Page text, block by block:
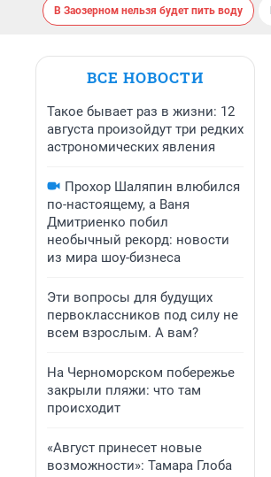
В Заозерном нельзя будет пить воду
ВСЕ НОВОСТИ
Такое бывает раз в жизни: 12
августа произойдут три редких
астрономических явления
Прохор Шаляпин влюбился
по-настоящему, а Ваня
Дмитриенко побил
необычный рекорд: новости
из мира шоу-бизнеса
Эти вопросы для будущих
первоклассников под силу не
всем взрослым. А вам?
На Черноморском побережье
закрыли пляжи: что там
происходит
«Август принесет новые
возможности»: Тамара Глоба